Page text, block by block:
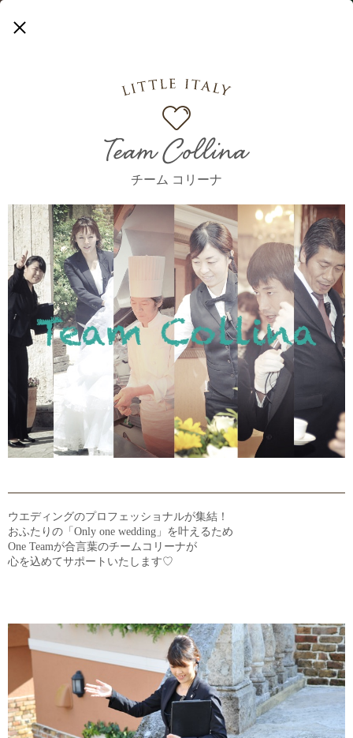
Bridal Fair
ブライダルフェア ウエディングプラン
T
hecharmof Collina
コリーナが選ばれる
5 つの魅力
チャペル＆バンケット
お料理
ドレス＆ビューティー
コリーナウエディングの1日
Team Collina
チーム コリーナ
ウエディングのプロフェッショナルが集結！
おふたりの「Only one wedding」を叶えるため
One Teamが合言葉のチームコリーナが
心を込めてサポートいたします♡